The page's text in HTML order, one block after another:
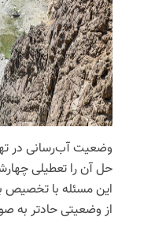
وضعیت آب‌رسانی در
حل آن را تعطیلی
این مسئله با تخصیص
از وضعیتی حادتر به